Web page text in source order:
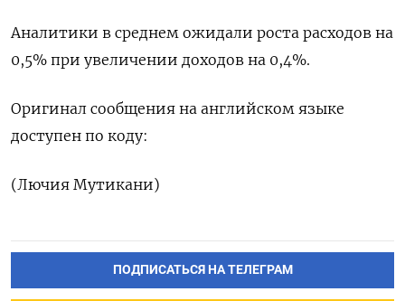
Аналитики в среднем ожидали роста расходов на
0,5% при увеличении доходов на 0,4%.
Оригинал сообщения на английском языке
доступен по коду:
(Лючия Мутикани)
ПОДПИСАТЬСЯ НА ТЕЛЕГРАМ